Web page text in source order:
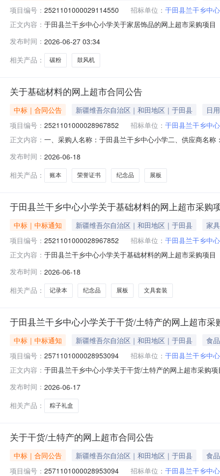
项目编号： 2521101000029114550 招标单位： 于田县兰干乡中
正文内容： 于田县兰干乡中心小学关于家居饰品的网上超市采购项
在行政区划编码:653226项目所在行政区划名称:新疆维
发布时间： 2026-06-27 03:34
相关产品：
碳粉 鼓风机
关于基础材料的网上超市合同公告
中标｜合同公告 新疆维吾尔自治区｜和田地区｜于田县
日
项目编号： 2521101000028967852 招标单位： 于田县兰干乡中
正文内容： 一、采购人名称：于田县兰干乡中心小学二、供应商名
党日**品礼品袋/盒/塑料袋**品国产建党日**品个
发布时间： 2026-06-18
相关产品：
账本 荣誉证书 纪念品 展板
于田县兰干乡中心小学关于基础材料的网上超市采购
中标｜中标通知 新疆维吾尔自治区｜和田地区｜于田县
家
项目编号： 2521101000028967852 招标单位： 于田县兰干乡中
正文内容： 于田县兰干乡中心小学关于基础材料的网上超市采购项
政区划编码:*5322*项目所在行政区划名称:新疆维吾尔自
发布时间： 2026-06-18
相关产品：
记录本 纪念品 展板 文具套装
于田县兰干乡中心小学关于干货/土特产的网上超市采
中标｜中标通知 新疆维吾尔自治区｜和田地区｜于田县
食
项目编号： 2571101000028953094 招标单位： 于田县兰干乡中
正文内容： 于田县兰干乡中心小学关于干货/土特产的网上超市采购
目所在行政区划编码:653226项目所在行政区划名称:新
发布时间： 2026-06-17
相关产品：
粽子礼盒
关于干货/土特产的网上超市合同公告
中标｜合同公告 新疆维吾尔自治区｜和田地区｜于田县
食
项目编号： 2571101000028953094 招标单位： 于田县兰干乡中